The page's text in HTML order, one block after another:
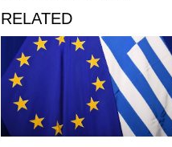
RELATED